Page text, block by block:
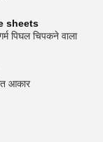
sheets
पिघल चिपकने वाला
आकार